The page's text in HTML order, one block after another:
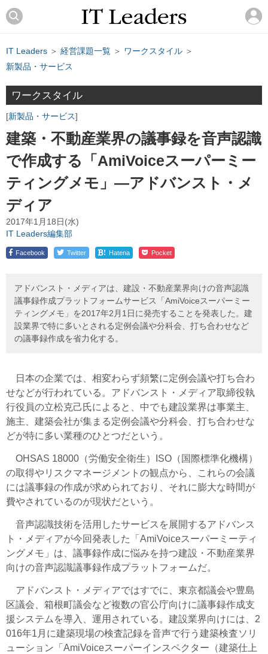
IT Leaders ＞ 経営課題一覧 ＞ ワークスタイル ＞
新製品・サービス
ワークスタイル
新製品・サービス
建築・不動産業界の議事録を音声認識
で作成する「AmiVoiceスーパーミー
ティングメモ」―アドバンスト・メ
ディア
2017年1月18日(水)
IT Leaders編集部
Facebook Twitter ! Hatena Pocket
アドバンスト・メディアは、建設・不動産業界向けの音声認識
議事録作成プラットフォームサービス「AmiVoiceスーパーミー
ティングメモ」を2017年2月1日に発売することを発表した。建
設業界で特に多いとされる定例会議や分科会、打ち合わせなど
の議事録作成を省力化する。
日本の企業では、相変わらず頻繁に定例会議や打ち合わ
せなどが行われている。アドバンスト・メディア取締役執
行役員の立松克己氏によると、中でも建設業界は事業主、
施主、建築会社が集まる定例会議や分科会、打ち合わせな
どが特に多い業種のひとつだという。
OHSAS 18000（労働安全衛生）ISO（国際標準化機構）
の取得やリスクマネージメントの観点から、これらの会議
には議事録の作成が求められており、それに膨大な時間が
費やされているのが現状だという。
音声認識技術を活用したサービスを展開するアドバンス
ト・メディアが今回発表した「AmiVoiceスーパーミーティ
ングメモ」は、議事録作成に悩みを持つ建設・不動産業界
向けの音声認識議事録作成プラットフォームだ。
アドバンスト・メディアではすでに、東京都議会や豊島
区議会、箱根町議会など複数の官公庁向けに議事録作成支
援システムを導入、運用されている。建設業界向けには、2
016年1月に建築現場の検査記録を音声で行う建築検査ソリ
ューション「AmiVoiceスーパーインスペクター（建築仕上